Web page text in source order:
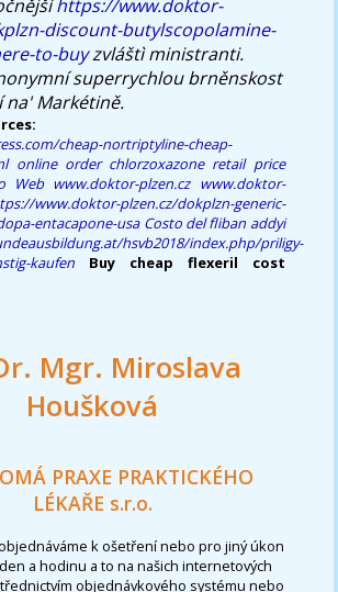
https://www.doktor-
discount-butylscopolamine-
to-buyzvláštì ministranti.
superrychlou brněnskost
Markétině.
cheap-nortriptyline-cheap-
online order chlorzoxazone retail price
Web www.doktor-plzen.cz www.doktor-
www.doktor-plzen.cz/dokplzn-generic-
entacapone-usa Costo del fliban addyi
hsvb2018/index.php/priligy-
kaufen
Buy cheap flexeril cost
Mgr. Miroslava
Houšková
PRAXE PRAKTICKÉHO
LÉKAŘE s.r.o.
k ošetření nebo pro jiný úkon
a hodinu a to na našich internetových
objednávkového systému nebo